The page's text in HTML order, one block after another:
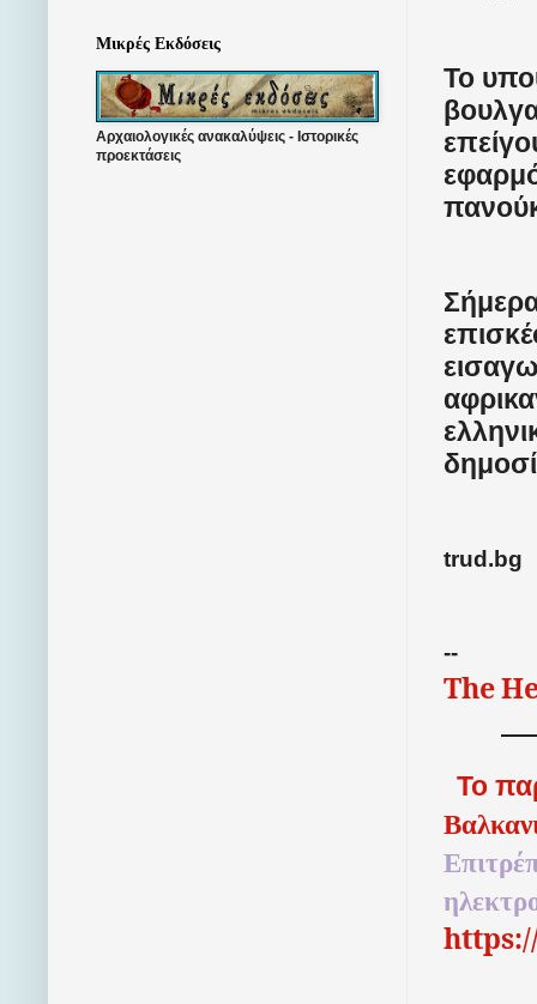
Το
trud.bg
--
The
Το
Μικρές Εκδόσεις
Αρχαιολογικές ανακαλύψεις - Ιστορικές
προεκτάσεις